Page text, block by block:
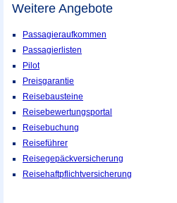
Weitere Angebote
Passagieraufkommen
Passagierlisten
Pilot
Preisgarantie
Reisebausteine
Reisebewertungsportal
Reisebuchung
Reiseführer
Reisegepäckversicherung
Reisehaftpflichtversicherung